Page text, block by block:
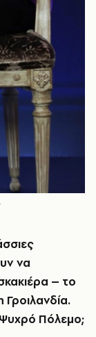
να
– το
Γροιλανδία.
Πόλεμο;